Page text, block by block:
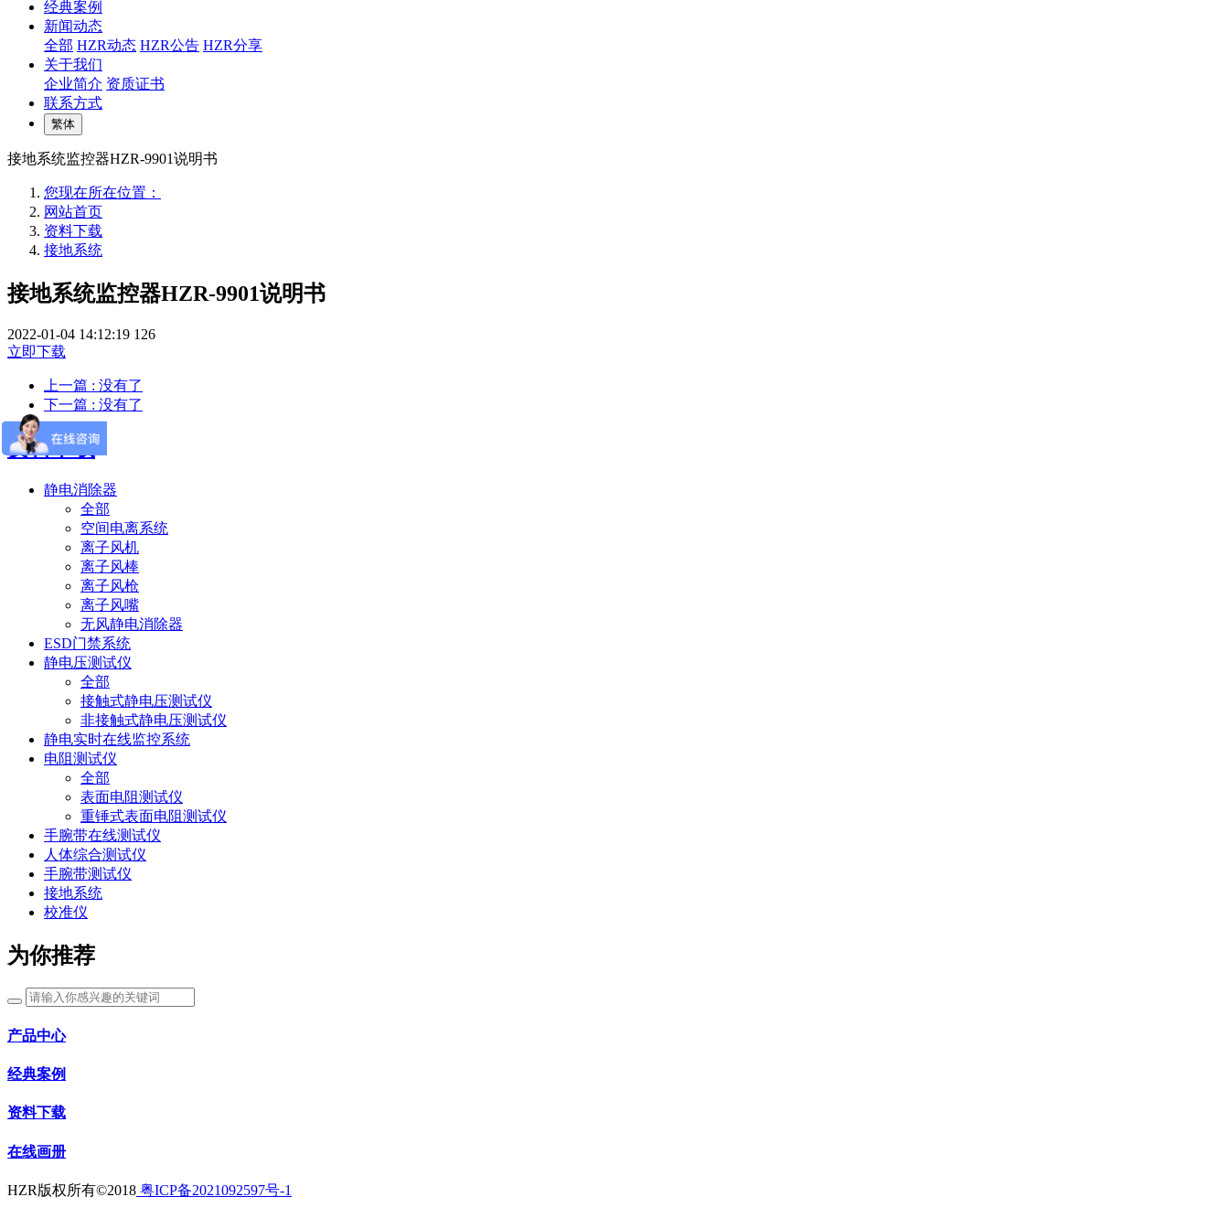
经典案例
新闻动态
全部 HZR动态 HZR公告 HZR分享
关于我们
企业简介 资质证书
联系方式
繁体
接地系统监控器HZR-9901说明书
您现在所在位置：
网站首页
资料下载
接地系统
接地系统监控器HZR-9901说明书
2022-01-04 14:12:19 126
立即下载
上一篇 : 没有了
下一篇 : 没有了
资料下载
静电消除器
全部
空间电离系统
离子风机
离子风棒
离子风枪
离子风嘴
无风静电消除器
ESD门禁系统
静电压测试仪
全部
接触式静电压测试仪
非接触式静电压测试仪
静电实时在线监控系统
电阻测试仪
全部
表面电阻测试仪
重锤式表面电阻测试仪
手腕带在线测试仪
人体综合测试仪
手腕带测试仪
接地系统
校准仪
为你推荐
产品中心
经典案例
资料下载
在线画册
HZR版权所有©2018 粤ICP备2021092597号-1